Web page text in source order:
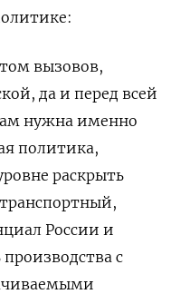
вызовов,
да и перед всей
нужна именно
политика,
раскрыть
России и
с